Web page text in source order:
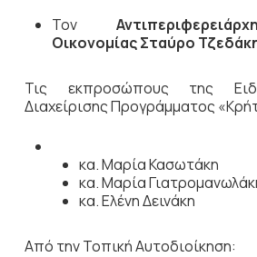
Τον
Οικονομίας Σταύρο
Τις εκπροσώπους της
Διαχείρισης Προγράμματος
κα. Μαρία Κασωτάκη
κα. Μαρία
κα. Ελένη Δεινάκη
Από την Τοπική Αυτοδιοίκηση: